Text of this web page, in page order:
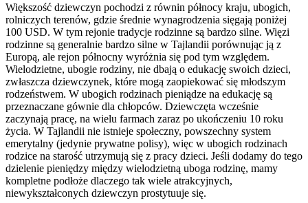
Większość dziewczyn pochodzi z równin północy kraju, ubogich,
rolniczych terenów, gdzie średnie wynagrodzenia sięgają poniżej
100 USD. W tym rejonie tradycje rodzinne są bardzo silne. Więzi
rodzinne są generalnie bardzo silne w Tajlandii porównując ją z
Europą, ale rejon północny wyróżnia się pod tym względem.
Wielodzietne, ubogie rodziny, nie dbają o edukację swoich dzieci,
zwłaszcza dziewczynek, które mogą zaopiekować się młodszym
rodzeństwem. W ubogich rodzinach pieniądze na edukację są
przeznaczane gównie dla chłopców. Dziewczęta wcześnie
zaczynają pracę, na wielu farmach zaraz po ukończeniu 10 roku
życia. W Tajlandii nie istnieje społeczny, powszechny system
emerytalny (jedynie prywatne polisy), więc w ubogich rodzinach
rodzice na starość utrzymują się z pracy dzieci. Jeśli dodamy do tego
dzielenie pieniędzy między wielodzietną uboga rodzinę, mamy
kompletne podłoże dlaczego tak wiele atrakcyjnych,
niewykształconych dziewczyn prostytuuje się.